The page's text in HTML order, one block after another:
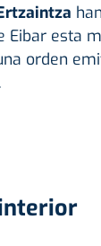
Eibar esta
orden